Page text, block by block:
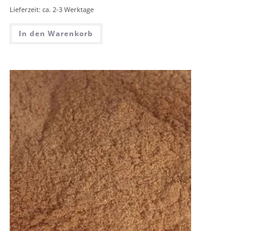
Lieferzeit: ca. 2-3 Werktage
In den Warenkorb